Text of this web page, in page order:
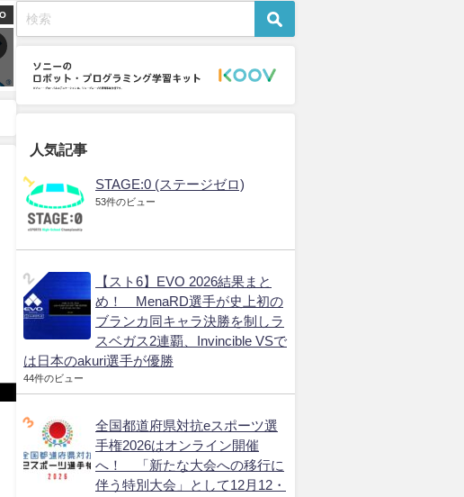
2026年3月18日
日本の大会
2026年3月18日
人気記事
STAGE:0 (ステージゼロ)
53件のビュー
【スト6】EVO 2026結果まと
め！ MenaRD選手が史上初の
ブランカ同キャラ決勝を制しラ
スベガス2連覇、Invincible VSで
は日本のakuri選手が優勝
44件のビュー
全国都道府県対抗eスポーツ選
手権2026はオンライン開催
へ！ 「新たな大会への移行に
伴う特別大会」として12月12・